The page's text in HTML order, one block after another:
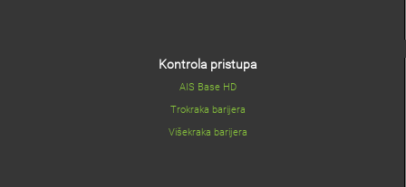
Kontrola pristupa
AIS Base HD
Trokraka barijera
Višekraka barijera